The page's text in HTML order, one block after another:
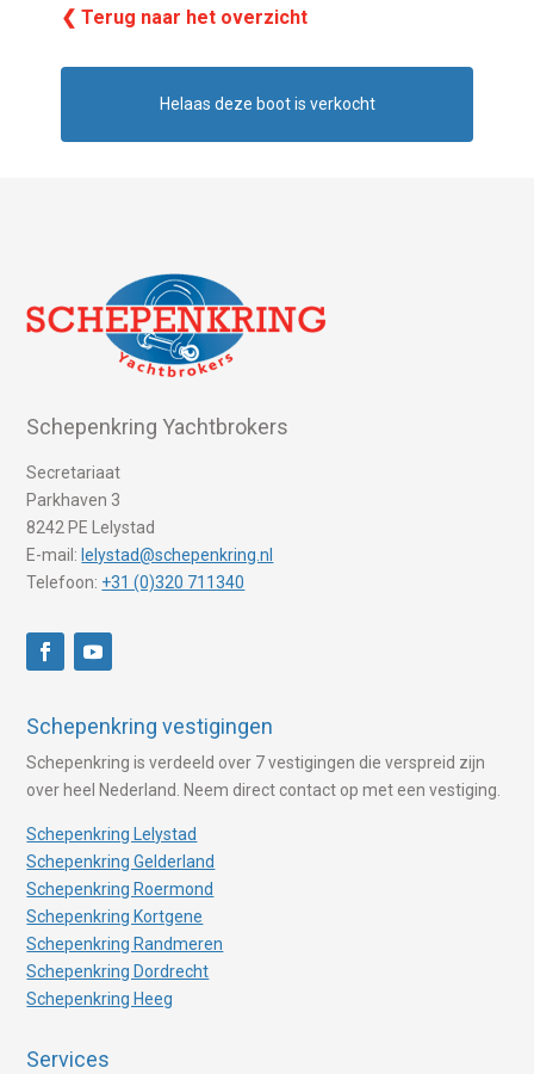
❮ Terug naar het overzicht
Helaas deze boot is verkocht
Schepenkring Yachtbrokers
Secretariaat
Parkhaven 3
8242 PE Lelystad
E-mail: lelystad@schepenkring.nl
Telefoon: +31 (0)320 711340
Schepenkring vestigingen
Schepenkring is verdeeld over 7 vestigingen die verspreid zijn
over heel Nederland. Neem direct contact op met een vestiging.
Schepenkring Lelystad
Schepenkring Gelderland
Schepenkring Roermond
Schepenkring Kortgene
Schepenkring Randmeren
Schepenkring Dordrecht
Schepenkring Heeg
Services